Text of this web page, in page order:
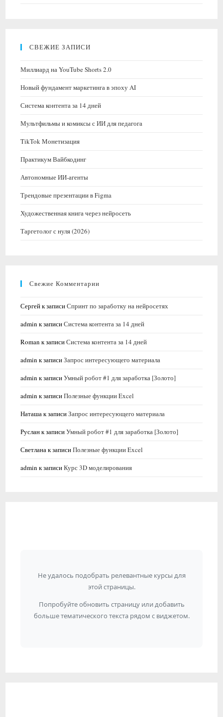
СВЕЖИЕ ЗАПИСИ
Миллиард на YouTube Shorts 2.0
Новый фундамент маркетинга в эпоху AI
Система контента за 14 дней
Мультфильмы и комиксы с ИИ для педагога
TikTok Монетизация
Практикум Вайбкодинг
Автономные ИИ-агенты
Трендовые презентации в Figma
Художественная книга через нейросеть
Таргетолог с нуля (2026)
Свежие Комментарии
Сергейк записиСпринт по заработку на нейросетях
admin к записиСистема контента за 14 дней
Roman к записиСистема контента за 14 дней
admin к записиЗапрос интересующего материала
admin к записиУмный робот #1 для заработка [Золото]
admin к записиПолезные функции Excel
Наташак записиЗапрос интересующего материала
Русланк записиУмный робот #1 для заработка [Золото]
Светланак записиПолезные функции Excel
admin к записиКурс 3D моделирования